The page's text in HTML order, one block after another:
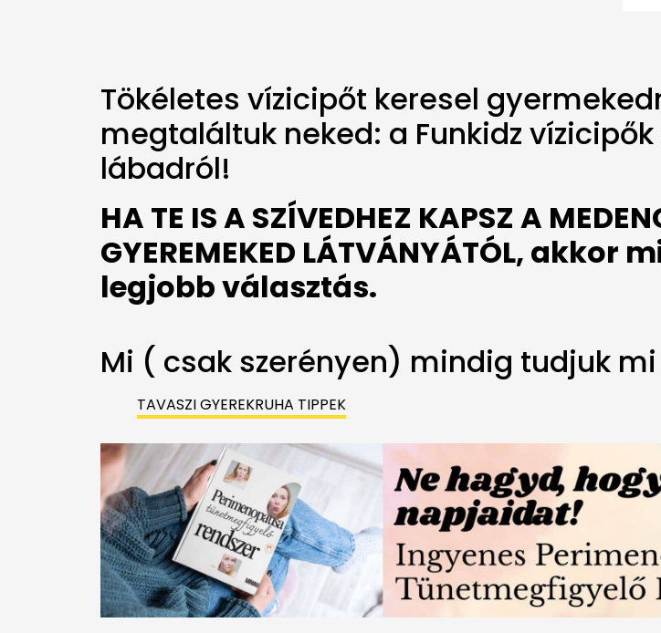
Tökéletes vízicipőt keresel
megtaláltuk neked: a Funkidz
lábadról!
HA TE IS A SZÍVEDHEZ KAPSZ A
GYEREMEKED LÁTVÁNYÁTÓL,
legjobb választás.
Mi ( csak szerényen) mindig tudjuk
TAVASZI GYEREKRUHA TIPPEK